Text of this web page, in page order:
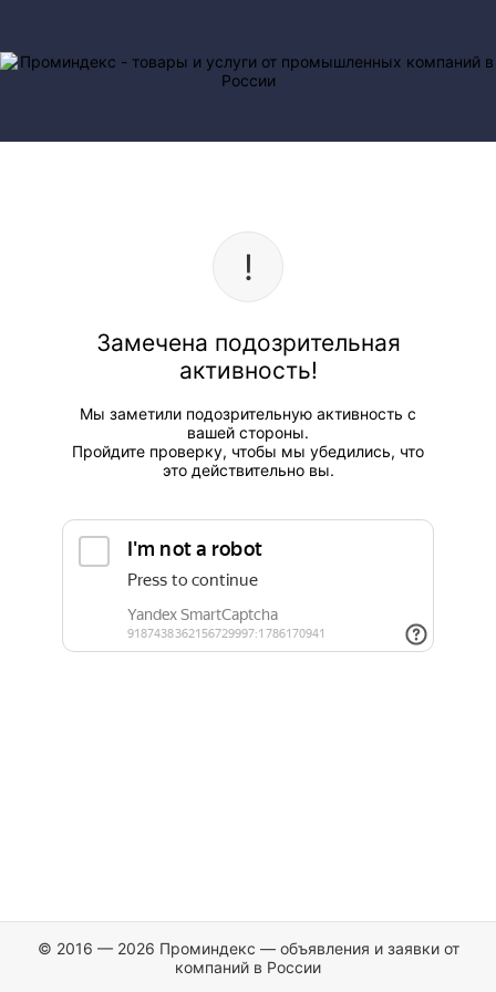
Замечена подозрительная
активность!
Мы заметили подозрительную активность с
вашей стороны.
Пройдите проверку, чтобы мы убедились, что
это действительно вы.
© 2016 — 2026 Проминдекс — объявления и заявки от
компаний в России